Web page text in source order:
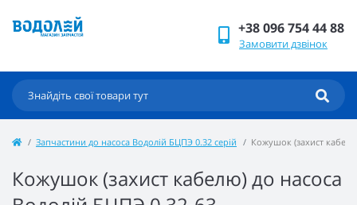
+38 096 754 44 88
Замовити дзвінок
Запчастини до насоса Водолій БЦПЭ 0.32 серій Кожушок (захист
Кожушок (захист кабелю) до насоса